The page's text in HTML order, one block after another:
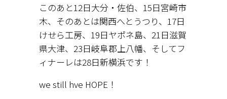
このあと12日大分・佐伯、15日宮崎市
木、そのあとは関西へとうつり、17日
けせら工房、19日ヤポネ島、21日滋賀
県大津、23日岐阜郡上八幡、そしてフ
ィナーレは28日新横浜です！
we still hve HOPE！